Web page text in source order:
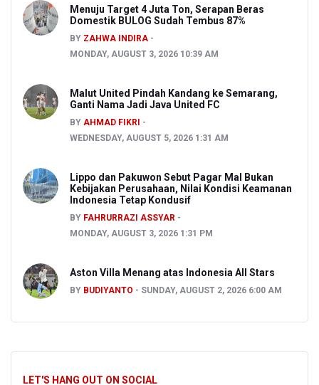
Menuju Target 4 Juta Ton, Serapan Beras
Domestik BULOG Sudah Tembus 87%
BY ZAHWA INDIRA
MONDAY, AUGUST 3, 2026 10:39 AM
Malut United Pindah Kandang ke Semarang,
Ganti Nama Jadi Java United FC
BY AHMAD FIKRI
WEDNESDAY, AUGUST 5, 2026 1:31 AM
Lippo dan Pakuwon Sebut Pagar Mal Bukan
Kebijakan Perusahaan, Nilai Kondisi Keamanan
Indonesia Tetap Kondusif
BY FAHRURRAZI ASSYAR
MONDAY, AUGUST 3, 2026 1:31 PM
Aston Villa Menang atas Indonesia All Stars
BY BUDIYANTO SUNDAY, AUGUST 2, 2026 6:00 AM
LET'S HANG OUT ON SOCIAL